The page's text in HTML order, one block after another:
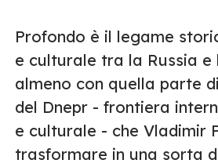
Profondo è il legame
e culturale tra la Russia e
almeno con quella parte
del Dnepr - frontiera
e culturale - che Vladimir
trasformare in una sorta